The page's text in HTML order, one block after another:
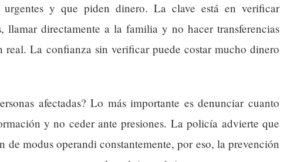
urgentes y que piden dinero. La clave está en verificar
llamar directamente a la familia y no hacer transferencias
real. La confianza sin verificar puede costar mucho dinero
afectadas? Lo más importante es denunciar cuanto
y no ceder ante presiones. La policía advierte que
de modus operandi constantemente, por eso, la prevención